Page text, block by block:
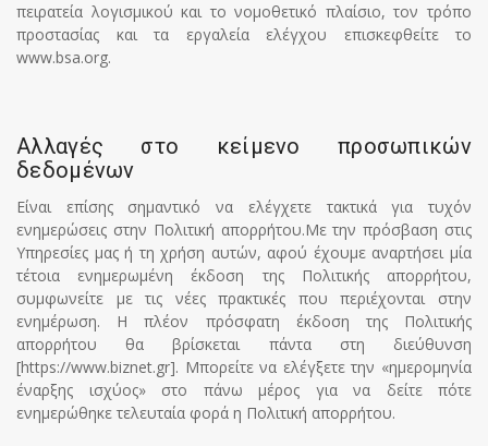
πειρατεία λογισμικού και το νομοθετικό πλαίσιο, τον τρόπο
προστασίας και τα εργαλεία ελέγχου επισκεφθείτε το
www.bsa.org.
Αλλαγές στο κείμενο προσωπικών
δεδομένων
Είναι επίσης σημαντικό να ελέγχετε τακτικά για τυχόν
ενημερώσεις στην Πολιτική απορρήτου.Με την πρόσβαση στις
Υπηρεσίες μας ή τη χρήση αυτών, αφού έχουμε αναρτήσει μία
τέτοια ενημερωμένη έκδοση της Πολιτικής απορρήτου,
συμφωνείτε με τις νέες πρακτικές που περιέχονται στην
ενημέρωση. Η πλέον πρόσφατη έκδοση της Πολιτικής
απορρήτου θα βρίσκεται πάντα στη διεύθυνση
[https://www.biznet.gr]. Μπορείτε να ελέγξετε την «ημερομηνία
έναρξης ισχύος» στο πάνω μέρος για να δείτε πότε
ενημερώθηκε τελευταία φορά η Πολιτική απορρήτου.